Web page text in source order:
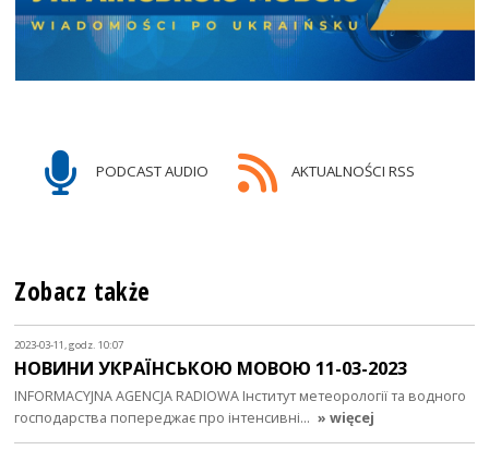
PODCAST AUDIO AKTUALNOŚCI RSS
Zobacz także
2023-03-11, godz. 10:07
НОВИНИ УКРАЇНСЬКОЮ МОВОЮ 11-03-2023
INFORMACYJNA AGENCJA RADIOWA Інститут метеорології та водного
господарства попереджає про інтенсивні… » więcej